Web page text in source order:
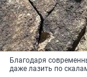
Благодаря
даже лазить по